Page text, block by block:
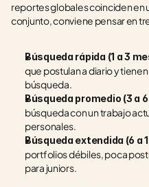
reportes globales coinciden en
conjunto, conviene pensar en
Búsqueda rápida (1 a 3
que postulan a diario y
búsqueda.
Búsqueda promedio (3 a
búsqueda con un trabajo
personales.
Búsqueda extendida (6 a
portfolios débiles, poca
para juniors.